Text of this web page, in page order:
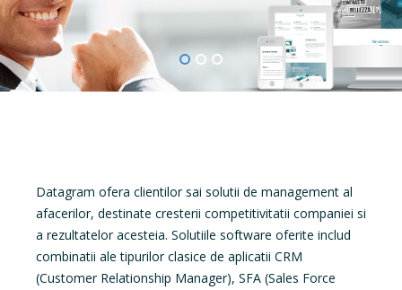
Datagram ofera clientilor sai solutii de management al
afacerilor, destinate cresterii competitivitatii companiei si
a rezultatelor acesteia. Solutiile software oferite includ
combinatii ale tipurilor clasice de aplicatii CRM
(Customer Relationship Manager), SFA (Sales Force